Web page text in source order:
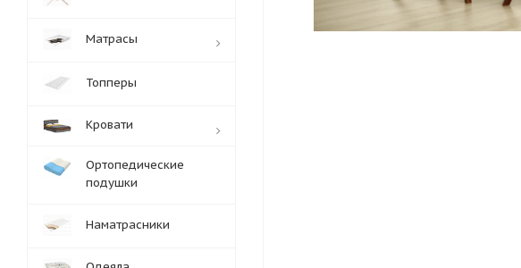
Матрасы
Топперы
Кровати
Ортопедические
подушки
Наматрасники